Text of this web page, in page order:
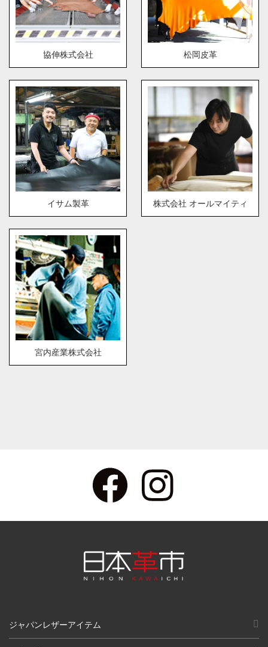
協伸株式会社 松岡皮革
イサム製革 株式会社 オールマイティ
宮内産業株式会社
ジャパンレザーアイテム